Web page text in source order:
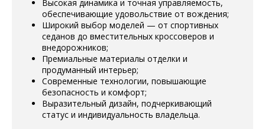
Высокая динамика и точная управляемость,
обеспечивающие удовольствие от вождения;
Широкий выбор моделей — от спортивных
седанов до вместительных кроссоверов и
внедорожников;
Премиальные материалы отделки и
продуманный интерьер;
Современные технологии, повышающие
безопасность и комфорт;
Выразительный дизайн, подчеркивающий
статус и индивидуальность владельца.